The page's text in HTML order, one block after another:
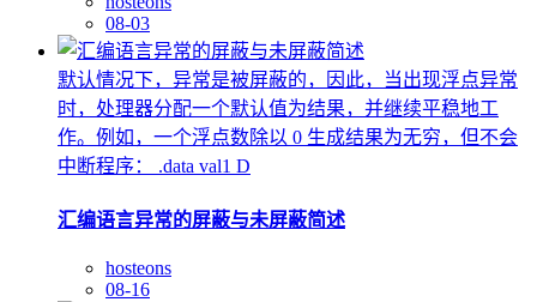
08-03
默认情况下，异常是被屏蔽的，因此，当出现浮点异常
时，处理器分配一个默认值为结果，并继续平稳地工
作。例如，一个浮点数除以 0 生成结果为无穷，但不会
中断程序： .data val1 D
汇编语言异常的屏蔽与未屏蔽简述
hosteons
08-16